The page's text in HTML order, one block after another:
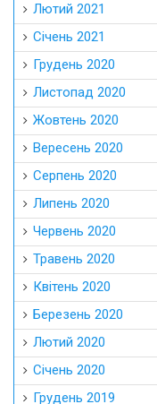
Лютий 2021
Січень 2021
Грудень 2020
Листопад 2020
Жовтень 2020
Вересень 2020
Серпень 2020
Липень 2020
Червень 2020
Травень 2020
Квітень 2020
Березень 2020
Лютий 2020
Січень 2020
Грудень 2019